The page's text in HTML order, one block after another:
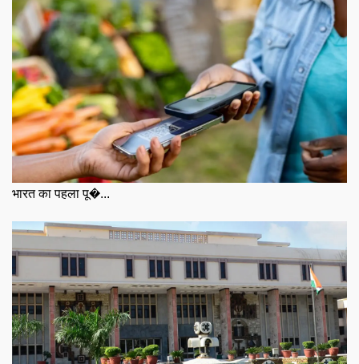
भारत का पहला पू�...